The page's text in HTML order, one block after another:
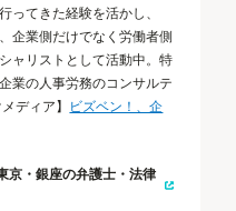
ってきた経験を活かし、
企業側だけでなく労働者側
ャリストとして活動中。特
業の人事労務のコンサルテ
ディア】 ビズベン！、企
京・銀座の弁護士・法律